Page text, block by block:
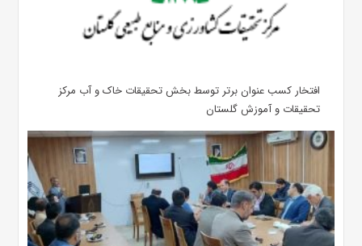
افتخار کسب عنوان برتر توسط بخش تحقیقات خاک و آب مرکز
تحقیقات و آموزش گلستان